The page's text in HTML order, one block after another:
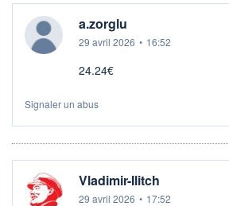
a.zorglu
29 avril 2026 • 16:52
24.24€
Signaler un abus
Vladimir-Ilitch
29 avril 2026 • 17:52